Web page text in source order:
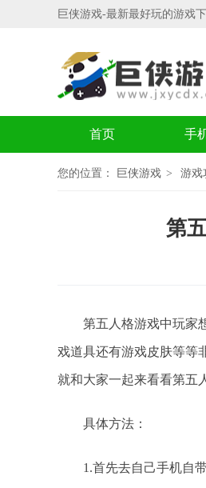
巨侠游戏-最新最好玩的游戏
首页 手
您的位置： 巨侠游戏 游戏
第
第五人格游戏中玩家想
戏道具还有游戏皮肤等等
就和大家一起来看看第五
具体方法：
1.首先去自己手机自带